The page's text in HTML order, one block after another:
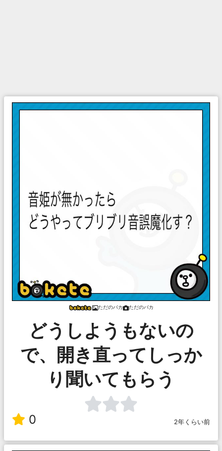
ただのバカ ただのバカ
どうしようもないの
で、開き直ってしっか
り聞いてもらう
0 2年くらい前